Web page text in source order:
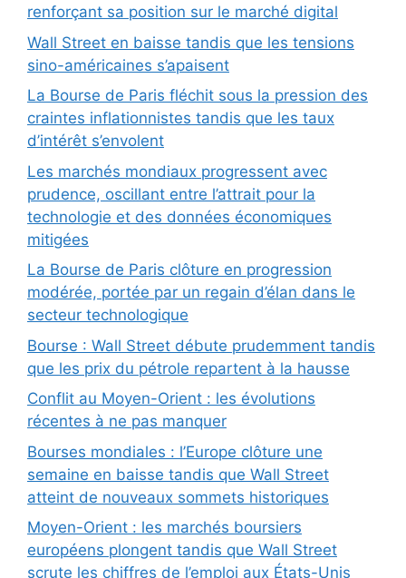
renforçant sa position sur le marché digital
Wall Street en baisse tandis que les tensions
sino-américaines s’apaisent
La Bourse de Paris fléchit sous la pression des
craintes inflationnistes tandis que les taux
d’intérêt s’envolent
Les marchés mondiaux progressent avec
prudence, oscillant entre l’attrait pour la
technologie et des données économiques
mitigées
La Bourse de Paris clôture en progression
modérée, portée par un regain d’élan dans le
secteur technologique
Bourse : Wall Street débute prudemment tandis
que les prix du pétrole repartent à la hausse
Conflit au Moyen-Orient : les évolutions
récentes à ne pas manquer
Bourses mondiales : l’Europe clôture une
semaine en baisse tandis que Wall Street
atteint de nouveaux sommets historiques
Moyen-Orient : les marchés boursiers
européens plongent tandis que Wall Street
scrute les chiffres de l’emploi aux États-Unis